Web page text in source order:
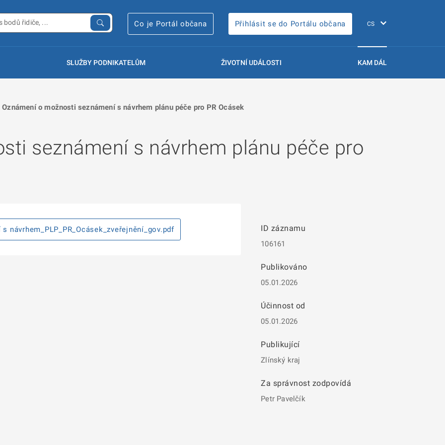
Co je Portál občana Přihlásit se do Portálu občana
SLUŽBY PODNIKATELŮM ŽIVOTNÍ UDÁLOSTI KAM DÁL
Oznámení o možnosti seznámení s návrhem plánu péče pro PR Ocásek
seznámení s návrhem plánu péče pro
ID záznamu
106161
Publikováno
05.01.2026
Účinnost od
05.01.2026
Publikující
Zlínský kraj
Za správnost zodpovídá
Petr Pavelčík
návrhem_PLP_PR_Ocásek_zveřejnění_gov.pdf